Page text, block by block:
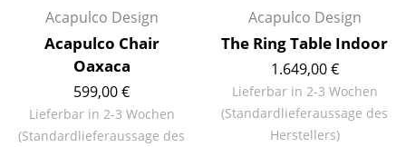
Figuren & Miniaturen
Vasen
Tabletts
Büroutensilien
Acapulco Design
Acapulco Chair
Oaxaca
599,00 €
Lieferbar in 2-3 Wochen
(Standardlieferaussage des
Acapulco Design
The Ring Table Indoor
1.649,00 €
Lieferbar in 2-3 Wochen
(Standardlieferaussage des
Herstellers)